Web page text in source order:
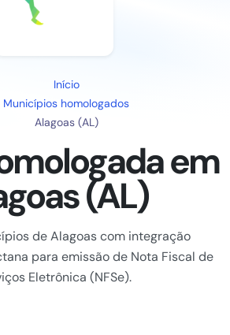
Início
Municípios homologados
Alagoas (AL)
em
(AL)
de Alagoas com integração
para emissão de Nota Fiscal de
Eletrônica (NFSe).